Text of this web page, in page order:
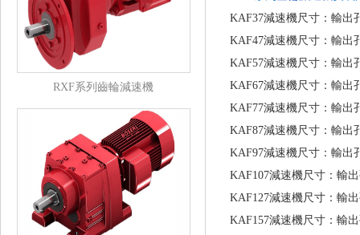
RXF系列齒輪減速機
KAF37減速機尺寸：輸出
KAF47減速機尺寸：輸出
KAF57減速機尺寸：輸出
KAF67減速機尺寸：輸出
KAF77減速機尺寸：輸出
KAF87減速機尺寸：輸出
KAF97減速機尺寸：輸出
KAF107減速機尺寸：輸
KAF127減速機尺寸：輸
KAF157減速機尺寸：輸